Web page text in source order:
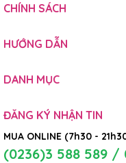
CHÍNH SÁCH
HƯỚNG DẪN
DANH MỤC
ĐĂNG KÝ NHẬN TIN
MUA ONLINE (7h30 -
(0236)3 588 589 /